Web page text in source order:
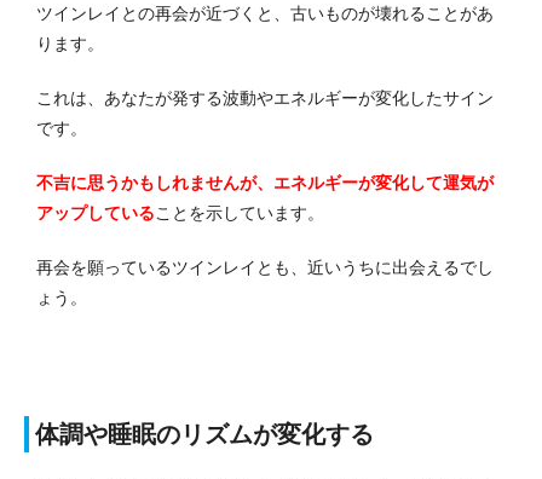
ツインレイとの再会が近づくと、古いものが壊れることがあ
ります。
これは、あなたが発する波動やエネルギーが変化したサイン
です。
不吉に思うかもしれませんが、エネルギーが変化して運気が
アップしていることを示しています。
再会を願っているツインレイとも、近いうちに出会えるでし
ょう。
体調や睡眠のリズムが変化する